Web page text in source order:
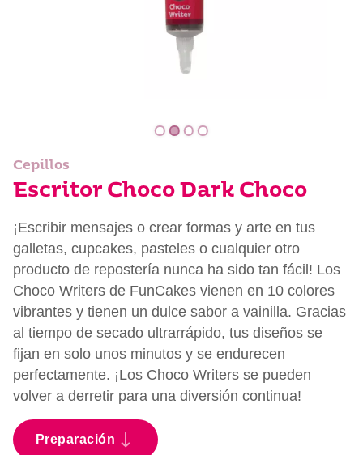
Cepillos
Escritor Choco Dark Choco
¡Escribir mensajes o crear formas y arte en tus
galletas, cupcakes, pasteles o cualquier otro
producto de repostería nunca ha sido tan fácil! Los
Choco Writers de FunCakes vienen en 10 colores
vibrantes y tienen un dulce sabor a vainilla. Gracias
al tiempo de secado ultrarrápido, tus diseños se
fijan en solo unos minutos y se endurecen
perfectamente. ¡Los Choco Writers se pueden
volver a derretir para una diversión continua!
Preparación